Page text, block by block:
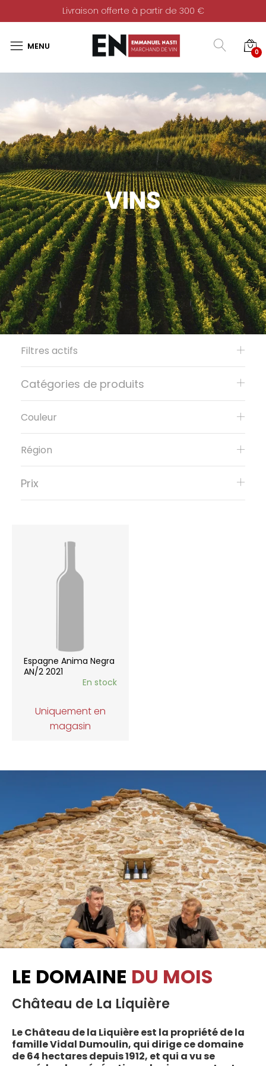
Livraison offerte à partir de 300 €
0
VINS
Espagne Anima Negra
AN/2 2021
En stock
Uniquement en
magasin
Filtres actifs
Catégories de produits
Couleur
Région
Prix
LE DOMAINE DU MOIS
Château de La Liquière
Le Château de la Liquière est la propriété de la
famille Vidal Dumoulin, qui dirige ce domaine
de 64 hectares depuis 1912, et qui a vu se